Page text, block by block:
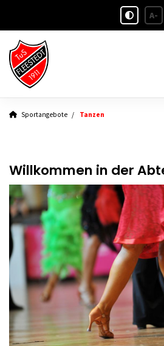
A-
Sportangebote Tanzen
Willkommen in der